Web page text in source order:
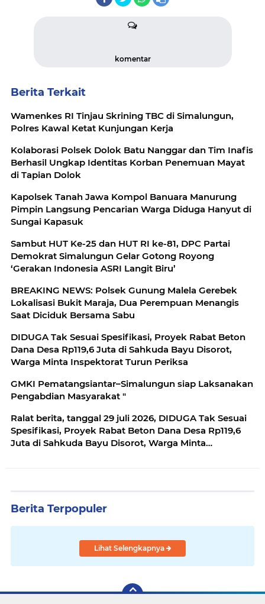
komentar
Berita Terkait
Wamenkes RI Tinjau Skrining TBC di Simalungun,
Polres Kawal Ketat Kunjungan Kerja
Kolaborasi Polsek Dolok Batu Nanggar dan Tim Inafis
Berhasil Ungkap Identitas Korban Penemuan Mayat
di Tapian Dolok
Kapolsek Tanah Jawa Kompol Banuara Manurung
Pimpin Langsung Pencarian Warga Diduga Hanyut di
Sungai Kapasuk
Sambut HUT Ke-25 dan HUT RI ke-81, DPC Partai
Demokrat Simalungun Gelar Gotong Royong
‘Gerakan Indonesia ASRI Langit Biru’
BREAKING NEWS: Polsek Gunung Malela Gerebek
Lokalisasi Bukit Maraja, Dua Perempuan Menangis
Saat Diciduk Bersama Sabu
DIDUGA Tak Sesuai Spesifikasi, Proyek Rabat Beton
Dana Desa Rp119,6 Juta di Sahkuda Bayu Disorot,
Warga Minta Inspektorat Turun Periksa
GMKI Pematangsiantar–Simalungun siap Laksanakan
Pengabdian Masyarakat "
Ralat berita, tanggal 29 juli 2026, DIDUGA Tak Sesuai
Spesifikasi, Proyek Rabat Beton Dana Desa Rp119,6
Juta di Sahkuda Bayu Disorot, Warga Minta
Berita Terpopuler
Lihat Selengkapnya